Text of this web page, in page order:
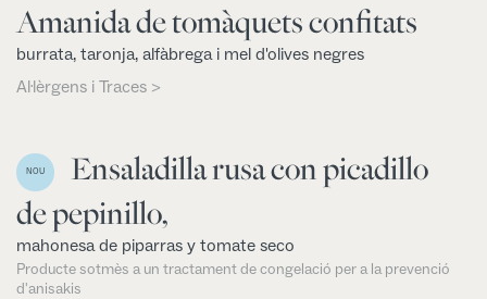
Amanida de tomàquets confitats
burrata, taronja, alfàbrega i mel d'olives negres
Al·lèrgens i Traces >
NOU
Ensaladilla rusa con picadillo
de pepinillo,
mahonesa de piparras y tomate seco
Producte sotmès a un tractament de congelació per a la prevenció
d'anisakis